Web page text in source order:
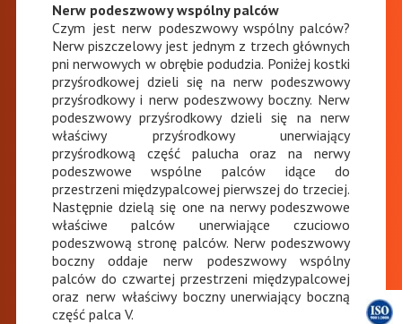
Nerw podeszwowy wspólny palców
Czym jest nerw podeszwowy wspólny palców?
Nerw piszczelowy jest jednym z trzech głównych
pni nerwowych w obrębie podudzia. Poniżej kostki
przyśrodkowej dzieli się na nerw podeszwowy
przyśrodkowy i nerw podeszwowy boczny. Nerw
podeszwowy przyśrodkowy dzieli się na nerw
właściwy przyśrodkowy unerwiający
przyśrodkową część palucha oraz na nerwy
podeszwowe wspólne palców idące do
przestrzeni międzypalcowej pierwszej do trzeciej.
Następnie dzielą się one na nerwy podeszwowe
właściwe palców unerwiające czuciowo
podeszwową stronę palców. Nerw podeszwowy
boczny oddaje nerw podeszwowy wspólny
palców do czwartej przestrzeni międzypalcowej
oraz nerw właściwy boczny unerwiający boczną
część palca V.